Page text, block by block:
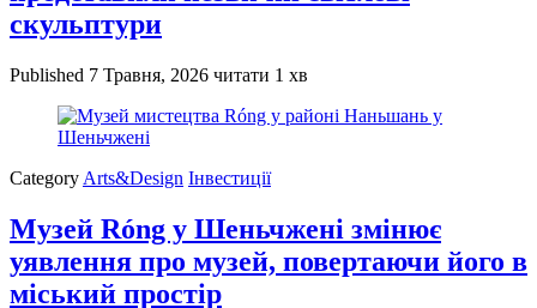
скульптури
Published 7 Травня, 2026 читати 1 хв
Category Arts&Design Інвестиції
Музей Róng у Шеньчжені змінює
уявлення про музей, повертаючи його в
міський простір